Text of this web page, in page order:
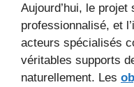
Aujourd’hui, le projet
professionnalisé, et
acteurs spécialisés
véritables supports
naturellement. Les